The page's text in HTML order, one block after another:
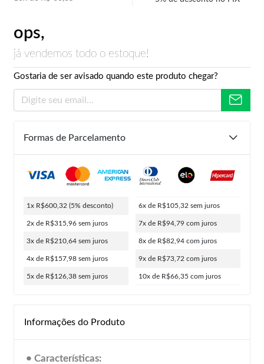
ops,
já vendemos todo o estoque!
Gostaria de ser avisado quando este produto chegar?
Formas de Parcelamento
1x R$600,32 (5% desconto)
2x de R$315,96 sem juros
3x de R$210,64 sem juros
4x de R$157,98 sem juros
5x de R$126,38 sem juros
6x de R$105,32 sem juros
7x de R$94,79 com juros
8x de R$82,94 com juros
9x de R$73,72 com juros
10x de R$66,35 com juros
Informações do Produto
• Características: